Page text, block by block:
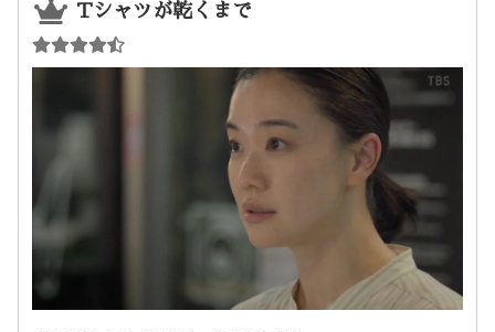
Tシャツが乾くまで